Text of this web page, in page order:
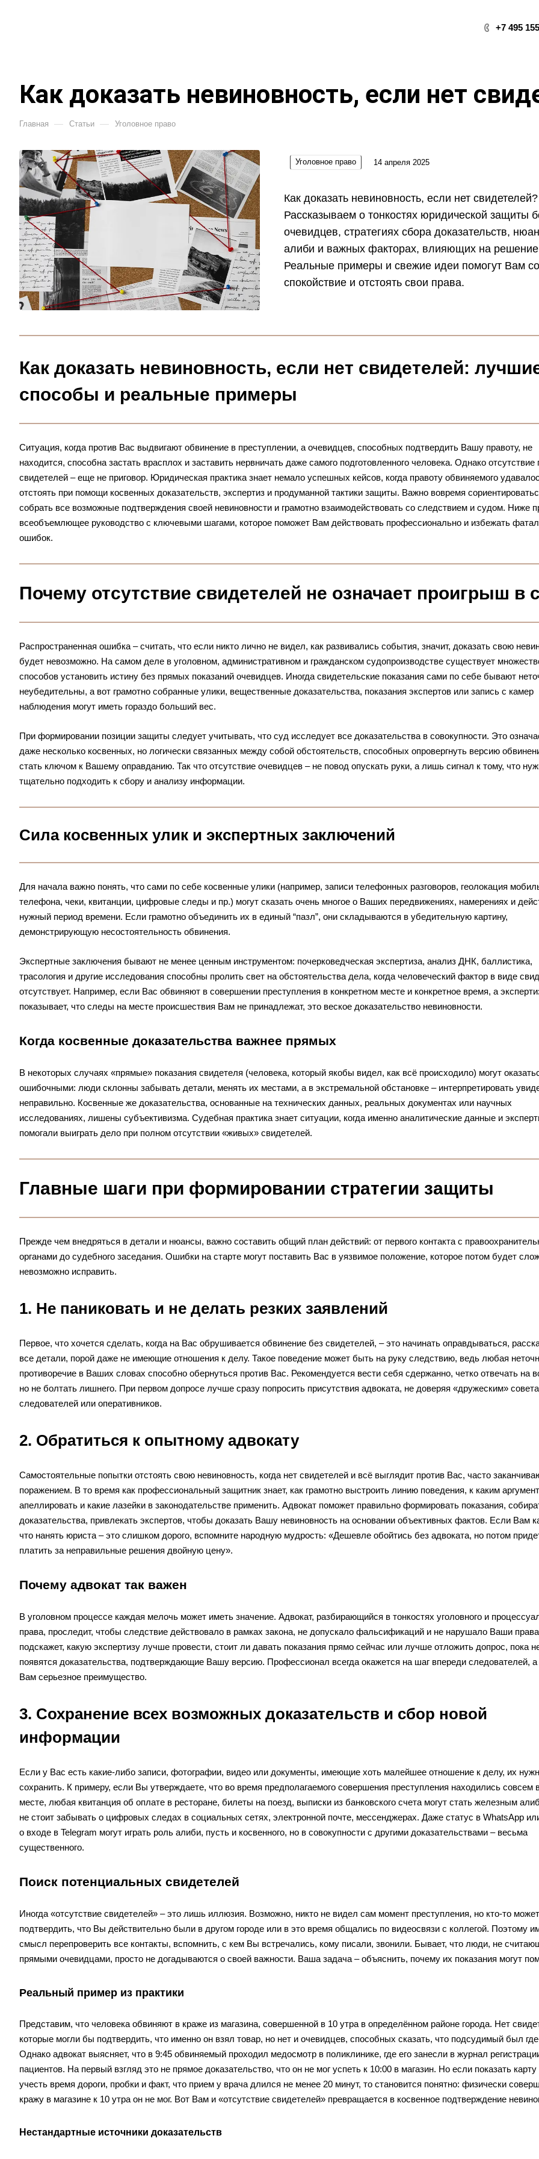
+7 495
Как доказать невиновность, если нет
Главная — Статьи — Уголовное право
Уголовное право 14 апреля 2025
Как доказать невиновность, если нет свидетелей?
Рассказываем о тонкостях юридической защиты
очевидцев, стратегиях сбора доказательств,
алиби и важных факторах, влияющих на решение
Реальные примеры и свежие идеи помогут Вам
спокойствие и отстоять свои права.
Как доказать невиновность, если нет свидетелей:
способы и реальные примеры
Ситуация, когда против Вас выдвигают обвинение в преступлении, а очевидцев, способных подтвердить Вашу правоту, не
находится, способна застать врасплох и заставить нервничать даже самого подготовленного человека. Однако
свидетелей – еще не приговор. Юридическая практика знает немало успешных кейсов, когда правоту обвиняемого
отстоять при помощи косвенных доказательств, экспертиз и продуманной тактики защиты. Важно вовремя
собрать все возможные подтверждения своей невиновности и грамотно взаимодействовать со следствием и судом. Ниже
всеобъемлющее руководство с ключевыми шагами, которое поможет Вам действовать профессионально и избежать
ошибок.
Почему отсутствие свидетелей не означает проигрыш в
Распространенная ошибка – считать, что если никто лично не видел, как развивались события, значит, доказать свою
будет невозможно. На самом деле в уголовном, административном и гражданском судопроизводстве существует
способов установить истину без прямых показаний очевидцев. Иногда свидетельские показания сами по себе бывают
неубедительны, а вот грамотно собранные улики, вещественные доказательства, показания экспертов или запись с камер
наблюдения могут иметь гораздо больший вес.
При формировании позиции защиты следует учитывать, что суд исследует все доказательства в совокупности. Это
даже несколько косвенных, но логически связанных между собой обстоятельств, способных опровергнуть версию
стать ключом к Вашему оправданию. Так что отсутствие очевидцев – не повод опускать руки, а лишь сигнал к тому, что
тщательно подходить к сбору и анализу информации.
Сила косвенных улик и экспертных заключений
Для начала важно понять, что сами по себе косвенные улики (например, записи телефонных разговоров, геолокация
телефона, чеки, квитанции, цифровые следы и пр.) могут сказать очень многое о Ваших передвижениях, намерениях и
нужный период времени. Если грамотно объединить их в единый “пазл”, они складываются в убедительную картину,
демонстрирующую несостоятельность обвинения.
Экспертные заключения бывают не менее ценным инструментом: почерковедческая экспертиза, анализ ДНК, баллистика,
трасология и другие исследования способны пролить свет на обстоятельства дела, когда человеческий фактор в виде
отсутствует. Например, если Вас обвиняют в совершении преступления в конкретном месте и конкретное время, а
показывает, что следы на месте происшествия Вам не принадлежат, это веское доказательство невиновности.
Когда косвенные доказательства важнее прямых
В некоторых случаях «прямые» показания свидетеля (человека, который якобы видел, как всё происходило) могут
ошибочными: люди склонны забывать детали, менять их местами, а в экстремальной обстановке – интерпретировать
неправильно. Косвенные же доказательства, основанные на технических данных, реальных документах или научных
исследованиях, лишены субъективизма. Судебная практика знает ситуации, когда именно аналитические данные и
помогали выиграть дело при полном отсутствии «живых» свидетелей.
Главные шаги при формировании стратегии защиты
Прежде чем внедряться в детали и нюансы, важно составить общий план действий: от первого контакта с
органами до судебного заседания. Ошибки на старте могут поставить Вас в уязвимое положение, которое потом будет
невозможно исправить.
1. Не паниковать и не делать резких заявлений
Первое, что хочется сделать, когда на Вас обрушивается обвинение без свидетелей, – это начинать оправдываться,
все детали, порой даже не имеющие отношения к делу. Такое поведение может быть на руку следствию, ведь любая
противоречие в Ваших словах способно обернуться против Вас. Рекомендуется вести себя сдержанно, четко отвечать на
но не болтать лишнего. При первом допросе лучше сразу попросить присутствия адвоката, не доверяя «дружеским»
следователей или оперативников.
2. Обратиться к опытному адвокату
Самостоятельные попытки отстоять свою невиновность, когда нет свидетелей и всё выглядит против Вас, часто
поражением. В то время как профессиональный защитник знает, как грамотно выстроить линию поведения, к каким
апеллировать и какие лазейки в законодательстве применить. Адвокат поможет правильно формировать показания,
доказательства, привлекать экспертов, чтобы доказать Вашу невиновность на основании объективных фактов. Если Вам
что нанять юриста – это слишком дорого, вспомните народную мудрость: «Дешевле обойтись без адвоката, но потом
платить за неправильные решения двойную цену».
Почему адвокат так важен
В уголовном процессе каждая мелочь может иметь значение. Адвокат, разбирающийся в тонкостях уголовного и
права, проследит, чтобы следствие действовало в рамках закона, не допускало фальсификаций и не нарушало Ваши
подскажет, какую экспертизу лучше провести, стоит ли давать показания прямо сейчас или лучше отложить допрос, пока
появятся доказательства, подтверждающие Вашу версию. Профессионал всегда окажется на шаг впереди следователей, а
Вам серьезное преимущество.
3. Сохранение всех возможных доказательств и сбор новой
информации
Если у Вас есть какие-либо записи, фотографии, видео или документы, имеющие хоть малейшее отношение к делу, их
сохранить. К примеру, если Вы утверждаете, что во время предполагаемого совершения преступления находились совсем
месте, любая квитанция об оплате в ресторане, билеты на поезд, выписки из банковского счета могут стать железным
не стоит забывать о цифровых следах в социальных сетях, электронной почте, мессенджерах. Даже статус в WhatsApp
о входе в Telegram могут играть роль алиби, пусть и косвенного, но в совокупности с другими доказательствами – весьма
существенного.
Поиск потенциальных свидетелей
Иногда «отсутствие свидетелей» – это лишь иллюзия. Возможно, никто не видел сам момент преступления, но кто-то может
подтвердить, что Вы действительно были в другом городе или в это время общались по видеосвязи с коллегой. Поэтому
смысл перепроверить все контакты, вспомнить, с кем Вы встречались, кому писали, звонили. Бывает, что люди, не
прямыми очевидцами, просто не догадываются о своей важности. Ваша задача – объяснить, почему их показания могут
Реальный пример из практики
Представим, что человека обвиняют в краже из магазина, совершенной в 10 утра в определённом районе города. Нет
которые могли бы подтвердить, что именно он взял товар, но нет и очевидцев, способных сказать, что подсудимый был
Однако адвокат выясняет, что в 9:45 обвиняемый проходил медосмотр в поликлинике, где его занесли в журнал
пациентов. На первый взгляд это не прямое доказательство, что он не мог успеть к 10:00 в магазин. Но если показать карту
учесть время дороги, пробки и факт, что прием у врача длился не менее 20 минут, то становится понятно: физически
кражу в магазине к 10 утра он не мог. Вот Вам и «отсутствие свидетелей» превращается в косвенное подтверждение
Нестандартные источники доказательств